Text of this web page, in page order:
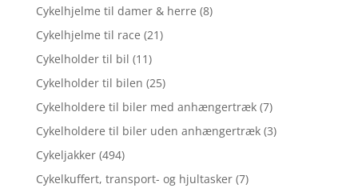
Cykelhjelme til damer & herre (8)
Cykelhjelme til race (21)
Cykelholder til bil (11)
Cykelholder til bilen (25)
Cykelholdere til biler med anhængertræk (7)
Cykelholdere til biler uden anhængertræk (3)
Cykeljakker (494)
Cykelkuffert, transport- og hjultasker (7)